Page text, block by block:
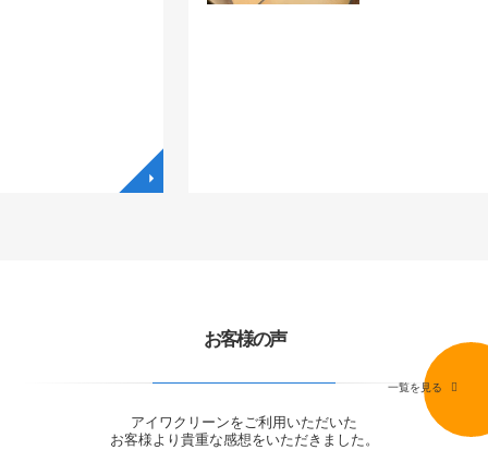
お客様の声
アイワクリーンをご利用いただいた
お客様より貴重な感想をいただきました。
一覧を見る